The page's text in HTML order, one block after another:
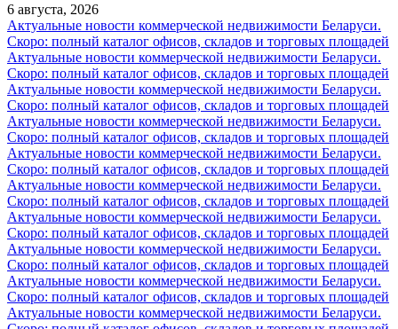
6 августа, 2026
Актуальные новости коммерческой недвижимости Беларуси.
Скоро: полный каталог офисов, складов и торговых площадей
Актуальные новости коммерческой недвижимости Беларуси.
Скоро: полный каталог офисов, складов и торговых площадей
Актуальные новости коммерческой недвижимости Беларуси.
Скоро: полный каталог офисов, складов и торговых площадей
Актуальные новости коммерческой недвижимости Беларуси.
Скоро: полный каталог офисов, складов и торговых площадей
Актуальные новости коммерческой недвижимости Беларуси.
Скоро: полный каталог офисов, складов и торговых площадей
Актуальные новости коммерческой недвижимости Беларуси.
Скоро: полный каталог офисов, складов и торговых площадей
Актуальные новости коммерческой недвижимости Беларуси.
Скоро: полный каталог офисов, складов и торговых площадей
Актуальные новости коммерческой недвижимости Беларуси.
Скоро: полный каталог офисов, складов и торговых площадей
Актуальные новости коммерческой недвижимости Беларуси.
Скоро: полный каталог офисов, складов и торговых площадей
Актуальные новости коммерческой недвижимости Беларуси.